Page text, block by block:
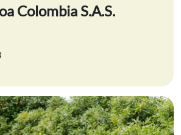
Colombia S.A.S.